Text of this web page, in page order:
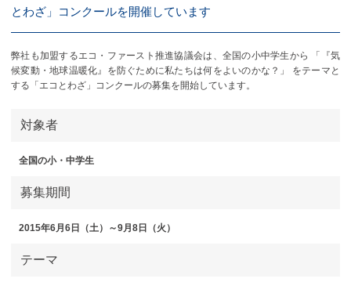
とわざ」コンクールを開催しています
弊社も加盟するエコ・ファースト推進協議会は、全国の小中学生から 「『気
候変動・地球温暖化』を防ぐために私たちは何をよいのかな？」 をテーマと
する「エコとわざ」コンクールの募集を開始しています。
対象者
全国の小・中学生
募集期間
2015年6月6日（土）～9月8日（火）
テーマ